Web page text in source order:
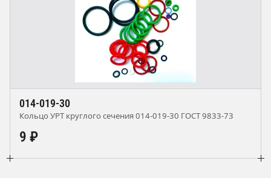
014-019-30
Кольцо УРТ круглого сечения 014-019-30 ГОСТ 9833-73
9 ₽